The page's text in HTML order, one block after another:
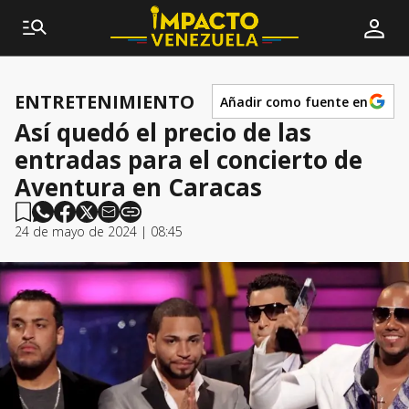
ENTRETENIMIENTO Añadir como fuente en
Así quedó el precio de las
entradas para el concierto de
Aventura en Caracas
24 de mayo de 2024 | 08:45